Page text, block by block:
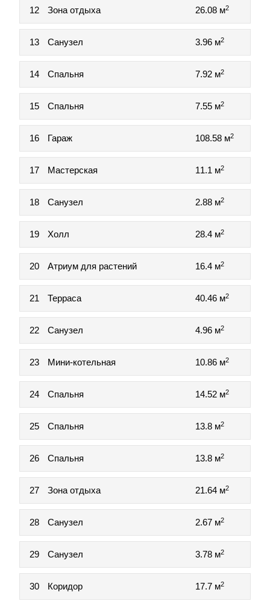
12 Зона отдыха 26.08 м2
13 Санузел 3.96 м2
14 Спальня 7.92 м2
15 Спальня 7.55 м2
16 Гараж 108.58 м2
17 Мастерская 11.1 м2
18 Санузел 2.88 м2
19 Холл 28.4 м2
20 Атриум для растений 16.4 м2
21 Терраса 40.46 м2
22 Санузел 4.96 м2
23 Мини-котельная 10.86 м2
24 Спальня 14.52 м2
25 Спальня 13.8 м2
26 Спальня 13.8 м2
27 Зона отдыха 21.64 м2
28 Санузел 2.67 м2
29 Санузел 3.78 м2
30 Коридор 17.7 м2